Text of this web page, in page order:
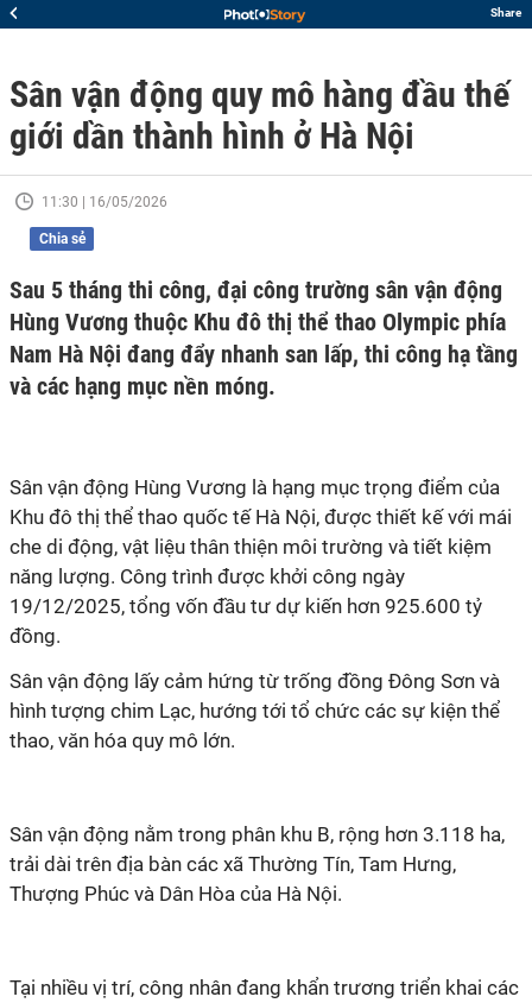
Share
Sân vận động quy mô hàng đầu thế
giới dần thành hình ở Hà Nội
11:30 | 16/05/2026
Chia sẻ
Sau 5 tháng thi công, đại công trường sân vận động
Hùng Vương thuộc Khu đô thị thể thao Olympic phía
Nam Hà Nội đang đẩy nhanh san lấp, thi công hạ tầng
và các hạng mục nền móng.
Sân vận động Hùng Vương là hạng mục trọng điểm của
Khu đô thị thể thao quốc tế Hà Nội, được thiết kế với mái
che di động, vật liệu thân thiện môi trường và tiết kiệm
năng lượng. Công trình được khởi công ngày
19/12/2025, tổng vốn đầu tư dự kiến hơn 925.600 tỷ
đồng.
Sân vận động lấy cảm hứng từ trống đồng Đông Sơn và
hình tượng chim Lạc, hướng tới tổ chức các sự kiện thể
thao, văn hóa quy mô lớn.
Sân vận động nằm trong phân khu B, rộng hơn 3.118 ha,
trải dài trên địa bàn các xã Thường Tín, Tam Hưng,
Thượng Phúc và Dân Hòa của Hà Nội.
Tại nhiều vị trí, công nhân đang khẩn trương triển khai các